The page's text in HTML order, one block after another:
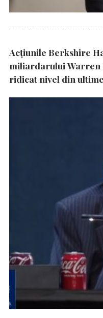
Acțiunile Berkshire
miliardarului Warren
ridicat nivel din